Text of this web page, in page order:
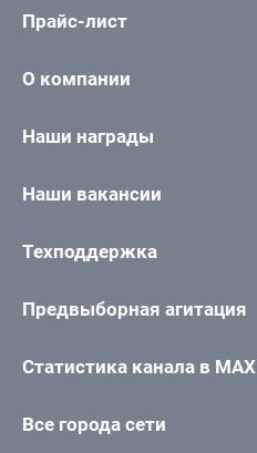
Прайс-лист
О компании
Наши награды
Наши вакансии
Техподдержка
Предвыборная агитация
Статистика канала в MAX
Все города сети